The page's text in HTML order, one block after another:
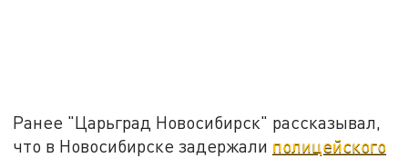
Ранее "Царьград Новосибирск" рассказывал,
что в Новосибирске задержали полицейского